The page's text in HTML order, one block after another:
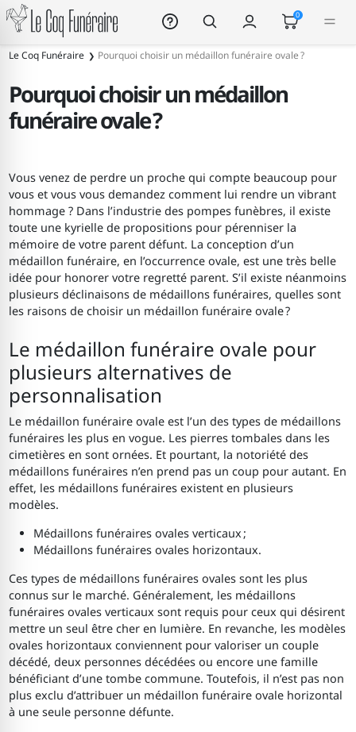
Le Coq Funéraire 0
Le Coq Funéraire Pourquoi choisir un médaillon funéraire ovale ?
Pourquoi choisir un médaillon
funéraire ovale ?
Vous venez de perdre un proche qui compte beaucoup pour
vous et vous vous demandez comment lui rendre un vibrant
hommage ? Dans l’industrie des pompes funèbres, il existe
toute une kyrielle de propositions pour pérenniser la
mémoire de votre parent défunt. La conception d’un
médaillon funéraire, en l’occurrence ovale, est une très belle
idée pour honorer votre regretté parent. S’il existe néanmoins
plusieurs déclinaisons de médaillons funéraires, quelles sont
les raisons de choisir un médaillon funéraire ovale ?
Le médaillon funéraire ovale pour
plusieurs alternatives de
personnalisation
Le médaillon funéraire ovale est l’un des types de médaillons
funéraires les plus en vogue. Les pierres tombales dans les
cimetières en sont ornées. Et pourtant, la notoriété des
médaillons funéraires n’en prend pas un coup pour autant. En
effet, les médaillons funéraires existent en plusieurs
modèles.
Médaillons funéraires ovales verticaux ;
Médaillons funéraires ovales horizontaux.
Ces types de médaillons funéraires ovales sont les plus
connus sur le marché. Généralement, les médaillons
funéraires ovales verticaux sont requis pour ceux qui désirent
mettre un seul être cher en lumière. En revanche, les modèles
ovales horizontaux conviennent pour valoriser un couple
décédé, deux personnes décédées ou encore une famille
bénéficiant d’une tombe commune. Toutefois, il n’est pas non
plus exclu d’attribuer un médaillon funéraire ovale horizontal
à une seule personne défunte.